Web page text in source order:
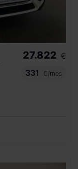
27.822 €
331
€/mes